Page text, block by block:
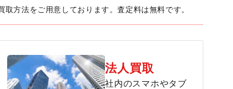
方法をご用意しております。査定料は無料です。
法人買取
社内のスマホやタブ